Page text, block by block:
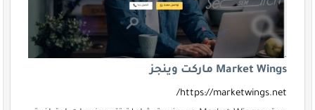
Market Wings ماركت وينجز
https://marketwings.net/